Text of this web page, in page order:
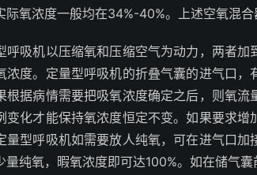
际氧浓度一般均在34%-40%。上述空氧混合
呼吸机以压缩氧和压缩空气为动力，两者
浓度。定量型呼吸机的折叠气囊的进气口
根据病情需要把吸氧浓度确定之后，则氧
变化才能保持氧浓度恒定不变。如果要求
量型呼吸机如需要放人纯氧，可在进气口
量纯氧，暇氧浓度即可达100%。如在储气